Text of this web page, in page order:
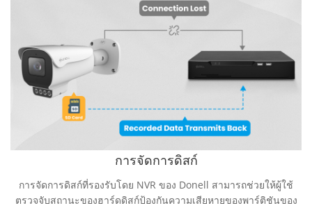
การจัดการดิสก์
การจัดการดิสก์ที่รองรับโดย NVR ของ Donell สามารถช่วยให้ผู้ใช้
ตรวจจับสถานะของฮาร์ดดิสก์ป้องกันความเสียหายของพาร์ติชันของ